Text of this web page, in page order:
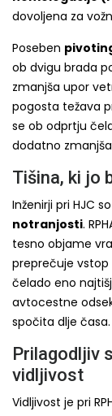
dovoljena za
Poseben
ob dvigu brada
zmanjša upor
pogosta težava
se ob odprtju
dodatno
Tišina, ki jo
Inženirji pri HJC
notranjosti.
tesno objame
preprečuje
čelado eno
avtocestne
spočita dlje časa.
Prilagodljiv
vidljivost
Vidljivost je pri